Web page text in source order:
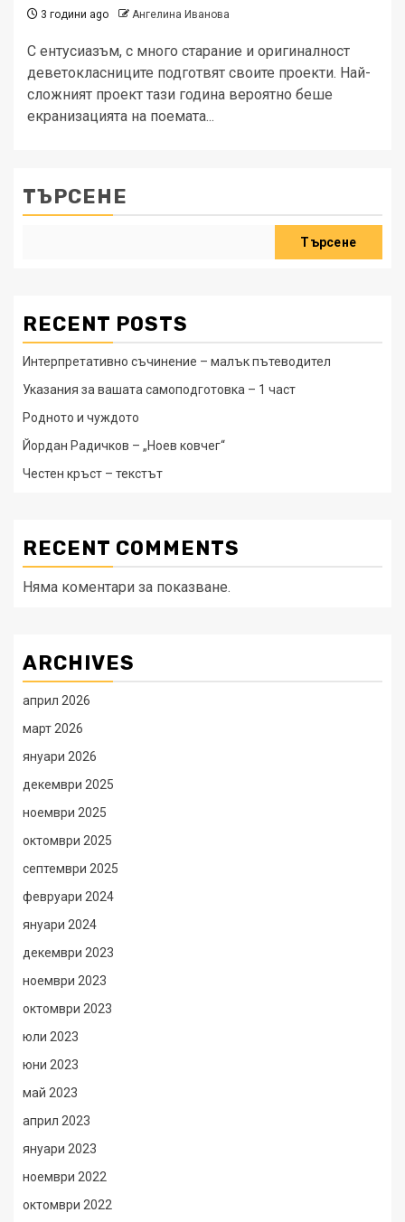
3 години ago Ангелина Иванова
С ентусиазъм, с много старание и оригиналност
деветокласниците подготвят своите проекти. Най-
сложният проект тази година вероятно беше
екранизацията на поемата...
ТЪРСЕНЕ
Търсене
RECENT POSTS
Интерпретативно съчинение – малък пътеводител
Указания за вашата самоподготовка – 1 част
Родното и чуждото
Йордан Радичков – „Ноев ковчег“
Честен кръст – текстът
RECENT COMMENTS
Няма коментари за показване.
ARCHIVES
април 2026
март 2026
януари 2026
декември 2025
ноември 2025
октомври 2025
септември 2025
февруари 2024
януари 2024
декември 2023
ноември 2023
октомври 2023
юли 2023
юни 2023
май 2023
април 2023
януари 2023
ноември 2022
октомври 2022